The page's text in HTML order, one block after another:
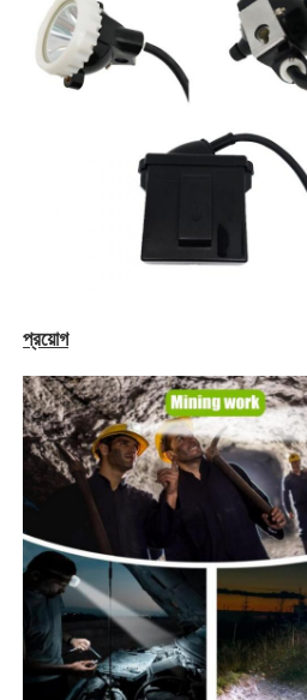
শিল্প এলইডি স্ট্রিপ লাইট
ভূগর্ভস্থ খনির বেল্ট
গরম বিক্রয় পণ্য
LED সতর্কতা আলো
পোর্টেবল এনার্জি স্টোরেজ পাওয়ার সাপ্লাই
এলইডি হাই বে লাইট
প্রয়োগ